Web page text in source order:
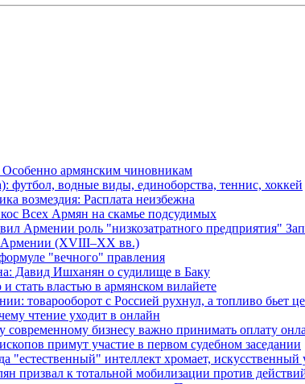
армянским чиновникам
футбол, водные виды, единоборства, теннис, хоккей
возмездия: Расплата неизбежна
Всех Армян на скамье подсудимых
Армении роль "низкозатратного предприятия"
Армении (XVIII–XX вв.)
"вечного" правления
Давид Ишханян о судилище в Баку
стать властью в армянском вилайете
товарооборот с Россией рухнул, а топливо бьет
чтение уходит в онлайн
бизнесу важно принимать оплату
примут участие в первом судебном заседании
"естественный" интеллект хромает,
призвал к тотальной мобилизации против